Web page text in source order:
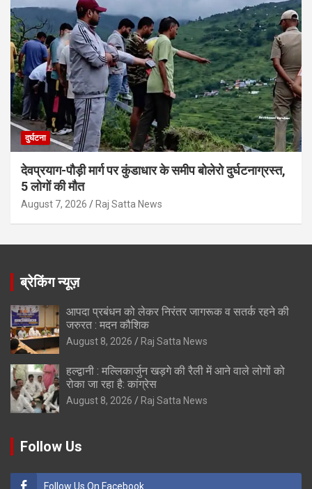
दुर्घटना
देवप्रयाग-पौड़ी मार्ग पर कुंडाधार के समीप बोलेरो दुर्घटनाग्रस्त,
5 लोगों की मौत
August 7, 2026 Raj Satta News
ब्रेकिंग न्यूज़
आपदा प्रबंधन को लेकर निरंतर जागरूक व सतर्क रहने की
जरुरत : मदन कौशिक
August 8, 2026 Raj Satta News
हल्द्वानी : मल्लिकार्जुन खड़गे की रैली में आने वाले लोगों को
रोका जा रहा है: कांग्रेस
August 8, 2026 Raj Satta News
Follow Us
Follow Us On Facebook